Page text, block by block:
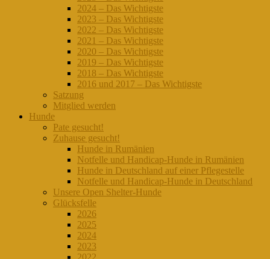
2024 – Das Wichtigste
2023 – Das Wichtigste
2022 – Das Wichtigste
2021 – Das Wichtigste
2020 – Das Wichtigste
2019 – Das Wichtigste
2018 – Das Wichtigste
2016 und 2017 – Das Wichtigste
Satzung
Mitglied werden
Hunde
Pate gesucht!
Zuhause gesucht!
Hunde in Rumänien
Notfelle und Handicap-Hunde in Rumänien
Hunde in Deutschland auf einer Pflegestelle
Notfelle und Handicap-Hunde in Deutschland
Unsere Open Shelter-Hunde
Glücksfelle
2026
2025
2024
2023
2022